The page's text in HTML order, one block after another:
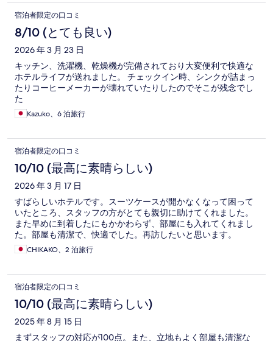
宿泊者限定の口コミ
8/10 (とても良い)
2026 年 3 月 23 日
キッチン、洗濯機、乾燥機が完備されており大変便利で快適な
ホテルライフが送れました。 チェックイン時、シンクが詰まっ
たりコーヒーメーカーが壊れていたりしたのでそこが残念でし
た
Kazuko、6 泊旅行
宿泊者限定の口コミ
10/10 (最高に素晴らしい)
2026 年 3 月 17 日
すばらしいホテルです。スーツケースが開かなくなって困って
いたところ、スタッフの方がとても親切に助けてくれました。
また早めに到着したにもかかわらず、部屋にも入れてくれまし
た。部屋も清潔で、快適でした。再訪したいと思います。
CHIKAKO、2 泊旅行
宿泊者限定の口コミ
10/10 (最高に素晴らしい)
2025 年 8 月 15 日
まずスタッフの対応が100点。また、立地もよく部屋も清潔な